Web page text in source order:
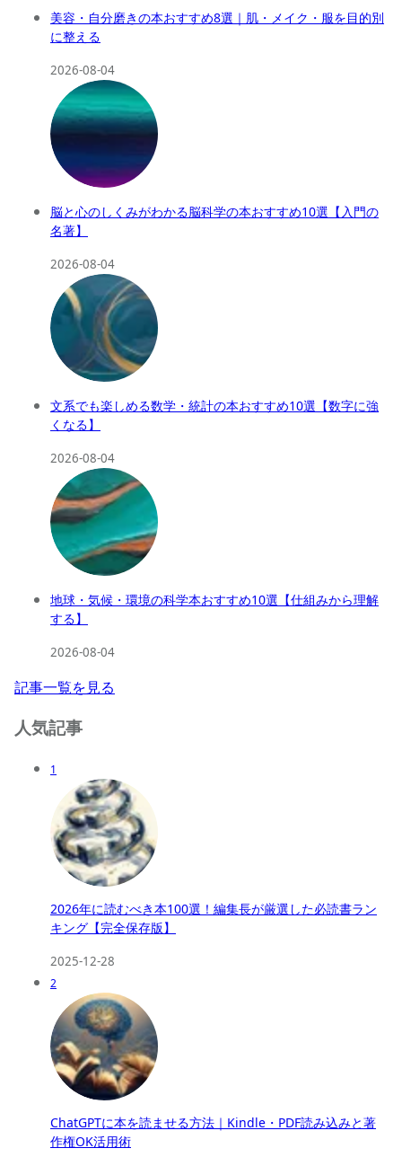
美容・自分磨きの本おすすめ8選｜肌・メイク・服を目的別
に整える
2026-08-04
脳と心のしくみがわかる脳科学の本おすすめ10選【入門の
名著】
2026-08-04
文系でも楽しめる数学・統計の本おすすめ10選【数字に強
くなる】
2026-08-04
地球・気候・環境の科学本おすすめ10選【仕組みから理解
する】
2026-08-04
記事一覧を見る
人気記事
1
2026年に読むべき本100選！編集長が厳選した必読書ラン
キング【完全保存版】
2025-12-28
2
ChatGPTに本を読ませる方法｜Kindle・PDF読み込みと著
作権OK活用術